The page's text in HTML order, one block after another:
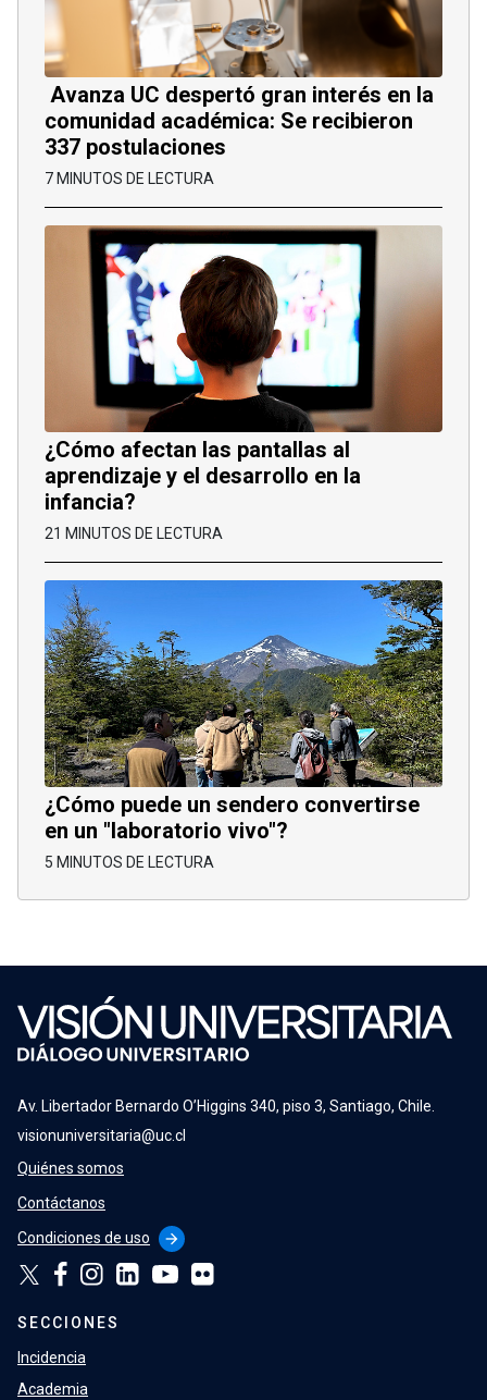
Avanza UC despertó gran interés en la
comunidad académica: Se recibieron
337 postulaciones
7 MINUTOS DE LECTURA
¿Cómo afectan las pantallas al
aprendizaje y el desarrollo en la
infancia?
21 MINUTOS DE LECTURA
¿Cómo puede un sendero convertirse
en un "laboratorio vivo"?
5 MINUTOS DE LECTURA
Av. Libertador Bernardo O’Higgins 340, piso 3, Santiago, Chile.
visionuniversitaria@uc.cl
Quiénes somos
Contáctanos
Condiciones de uso
arrow_forward
SECCIONES
Incidencia
Academia